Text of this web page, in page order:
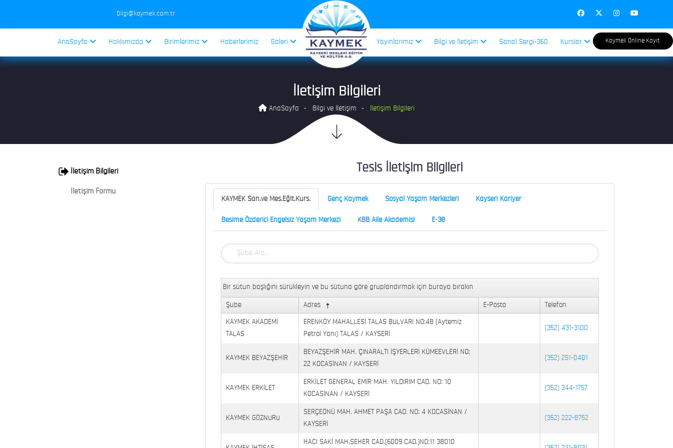
bilgi@kaymek.com.tr
AnaSayfa Hakkımızda Birimlerimiz Haberlerimiz Galeri Yayınlarımız Bilgi ve İletişim Sanal Sergi-360 Kurslar Kaymek Online Kayıt
İletişim Bilgileri
AnaSayfa Bilgi ve İletişim İletişim Bilgileri
İletişim Bilgileri
İletişim Formu
Tesis İletişim Bilgileri
KAYMEK San.ve Mes.Eğit.Kurs. Genç Kaymek Sosyal Yaşam Merkezleri Kayseri Kariyer
Besime Özderici Engelsiz Yaşam Merkezi KBB Aile Akademisi E-38
Bir sütun başlığını sürükleyin ve bu sütuna göre gruplandırmak için buraya bırakın
Şube Adres E-Posta Telefon
KAYMEK AKADEMİ
TALAS
ERENKÖY MAHALLESİ TALAS BULVARI NO:48 (Aytemiz
Petrol Yanı) TALAS / KAYSERİ
(352) 431-3100
KAYMEK BEYAZŞEHİR
BEYAZŞEHİR MAH. ÇINARALTI İŞYERLERİ KÜMEEVLERİ NO:
22 KOCASİNAN / KAYSERİ
(352) 251-0401
KAYMEK ERKİLET
ERKİLET GENERAL EMİR MAH. YILDIRIM CAD. NO: 10
KOCASİNAN / KAYSERİ
(352) 344-1757
KAYMEK GÖZNURU
SERÇEÖNÜ MAH. AHMET PAŞA CAD. NO: 4 KOCASİNAN /
KAYSERİ
(352) 222-8752
HACI SAKİ MAH.SEHER CAD.(6009 CAD.)NO:11 38010